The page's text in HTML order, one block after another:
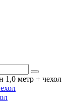
метр + чехол